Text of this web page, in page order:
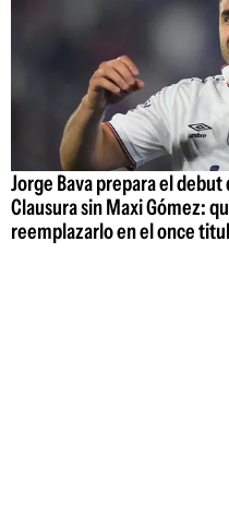
Jorge Bava prepara el
Clausura sin Maxi Gómez:
reemplazarlo en el once